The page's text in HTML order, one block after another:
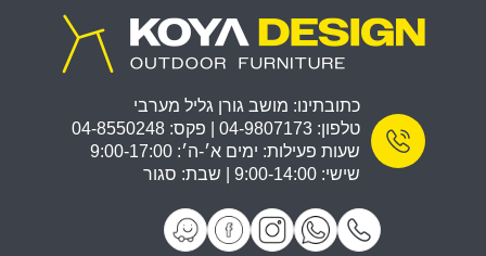
כתובתינו: מושב גורן גליל מערבי
טלפון: 04-9807173 | פקס: 04-8550248
שעות פעילות: ימים א׳-ה׳: 9:00-17:00
שישי: 9:00-14:00 | שבת: סגור